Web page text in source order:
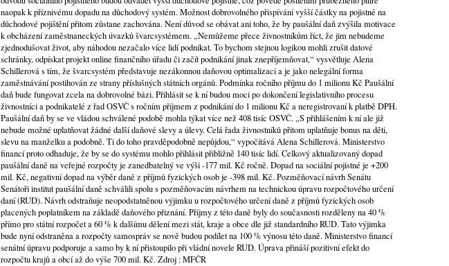
naopak k příznivému dopadu na důchodový systém. Možnost dobrovolného přispívání vyšší částky na pojistné na
důchodové pojištění přitom zůstane zachována. Není důvod se obávat ani toho, že by paušální daň zvýšila motivace
k obcházení zaměstnaneckých úvazků švarcsystémem. „Nemůžeme přece živnostníkům říct, že jim nebudeme
zjednodušovat život, aby náhodou nezačalo více lidí podnikat. To bychom stejnou logikou mohli zrušit datové
schránky, odpískat projekt online finančního úřadu či začít podnikání jinak znepříjemňovat,“ vysvětluje Alena
Schillerová s tím, že švarcsystém představuje nezákonnou daňovou optimalizaci a je jako nelegální forma
zaměstnávání postihován ze strany příslušných státních orgánů. Podmínka ročního příjmu do 1 milionu Kč Paušální
daň bude fungovat zcela na dobrovolné bázi. Přihlásit se k ní budou moci po dokončení legislativního procesu
živnostníci a podnikatelé z řad OSVČ s ročním příjmem z podnikání do 1 milionu Kč a neregistrovaní k platbě DPH.
Paušální daň by se ve vládou schválené podobě mohla týkat více než 408 tisíc OSVČ. „S přihlášením k ní ale již
nebude možné uplatňovat žádné další daňové slevy a úlevy. Celá řada živnostníků přitom uplatňuje bonus na děti,
slevu na manželku a podobně. Ti do toho pravděpodobně nepůjdou,“ vypočítává Alena Schillerová. Ministerstvo
financí proto odhaduje, že by se do systému mohlo přihlásit přibližně 140 tisíc lidí. Celkový aktualizovaný dopad
paušální daně na veřejné rozpočty je zanedbatelný ve výši -177 mil. Kč ročně. Dopad na sociální pojistné je +200
mil. Kč, negativní dopad na výběr daně z příjmů fyzických osob je -398 mil. Kč. Pozměňovací návrh Senátu
Senátoři institut paušální daně schválili spolu s pozměňovacím návrhem na technickou úpravu rozpočtového určení
daní (RUD). Návrh odstraňuje neopodstatněnou výjimku u rozpočtového určení daně z příjmů fyzických osob
placených poplatníkem na základě daňového přiznání. Příjmy z této daně byly do současnosti rozděleny na 40 %
přímo pro státní rozpočet a 60 % k dalšímu dělení mezi stát, kraje a obce dle již standardního RUD. Tato výjimka
bude nyní odstraněna a rozpočty samospráv se nově budou podílet na 100 % výnosu této daně. Ministerstvo financí
senátní úpravu podporuje a samo by k ní přistoupilo při vládní novele RUD. Úprava přináší pozitivní efekt do
rozpočtu krajů a obcí až do výše 700 mil. Kč. Zdroj : MFČR